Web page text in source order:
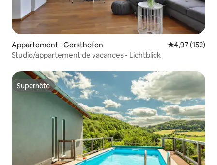
Appartement ⋅ Gersthofen Évaluation
4,97 (152)
Studio/appartement de vacances - Lichtblick
Superhôte
Superhôte